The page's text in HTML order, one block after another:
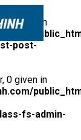
0 given in
post-
0 given in
fs-admin-